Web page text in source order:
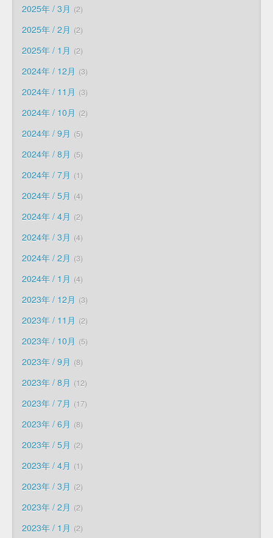
2025年 / 3月 2
2025年 / 2月 2
2025年 / 1月 2
2024年 / 12月 3
2024年 / 11月 3
2024年 / 10月 2
2024年 / 9月 5
2024年 / 8月 5
2024年 / 7月 1
2024年 / 5月 4
2024年 / 4月 2
2024年 / 3月 4
2024年 / 2月 3
2024年 / 1月 4
2023年 / 12月 3
2023年 / 11月 2
2023年 / 10月 5
2023年 / 9月 8
2023年 / 8月 12
2023年 / 7月 17
2023年 / 6月 8
2023年 / 5月 2
2023年 / 4月 1
2023年 / 3月 2
2023年 / 2月 2
2023年 / 1月 2